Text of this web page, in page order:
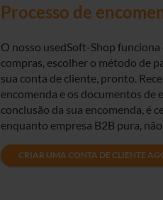
Processo de
O nosso usedSoft-Shop
compras, escolher o método de
sua conta de cliente, pronto.
encomenda e os documentos de
conclusão da sua encomenda, é
enquanto empresa B2B pura,
CRIAR UMA CONTA DE CLIENTE